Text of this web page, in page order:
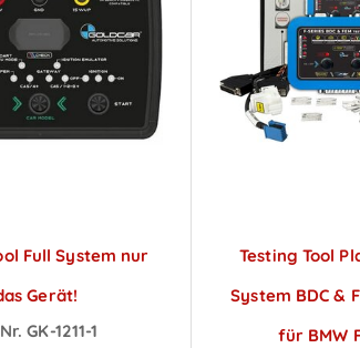
Full System nur
Gerät!
GK-1211-1
Testing Tool
System BDC &
für BMW